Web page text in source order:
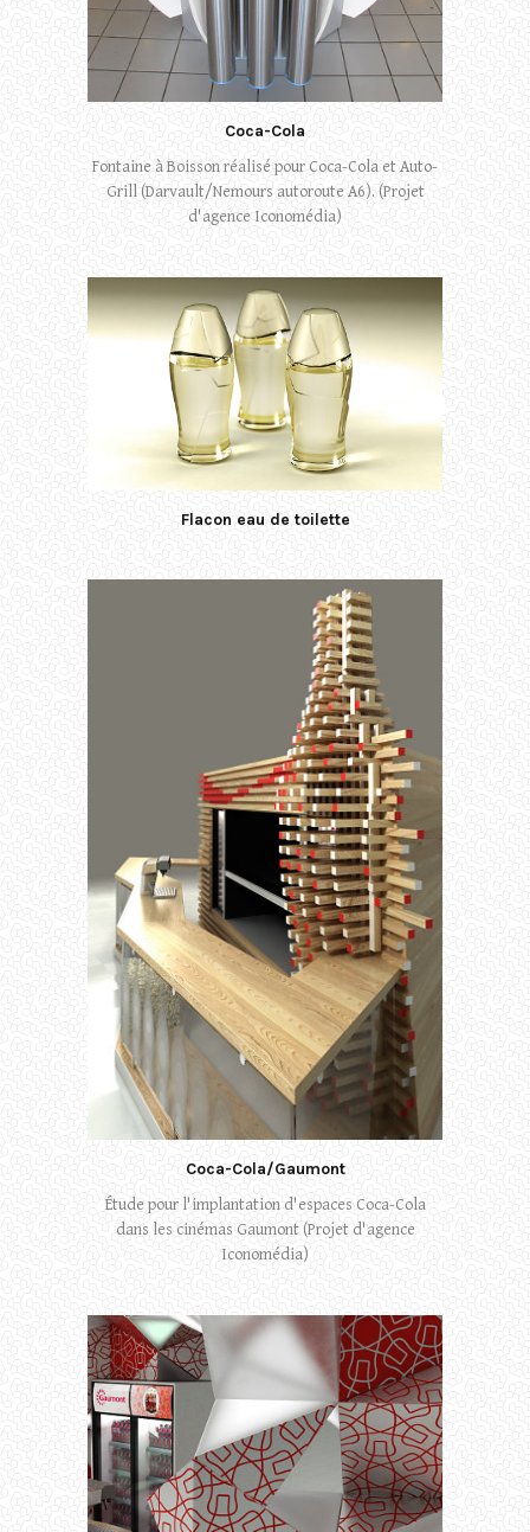
Coca-Cola
Fontaine à Boisson réalisé pour Coca-Cola et Auto-
Grill (Darvault/Nemours autoroute A6). (Projet
d'agence Iconomédia)
Flacon eau de toilette
Coca-Cola/Gaumont
Étude pour l'implantation d'espaces Coca-Cola
dans les cinémas Gaumont (Projet d'agence
Iconomédia)